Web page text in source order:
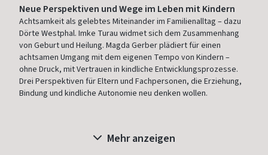
Neue Perspektiven und Wege im Leben mit Kindern
Achtsamkeit als gelebtes Miteinander im Familienalltag – dazu
Dörte Westphal. Imke Turau widmet sich dem Zusammenhang
von Geburt und Heilung. Magda Gerber plädiert für einen
achtsamen Umgang mit dem eigenen Tempo von Kindern –
ohne Druck, mit Vertrauen in kindliche Entwicklungsprozesse.
Drei Perspektiven für Eltern und Fachpersonen, die Erziehung,
Bindung und kindliche Autonomie neu denken wollen.
Mehr anzeigen